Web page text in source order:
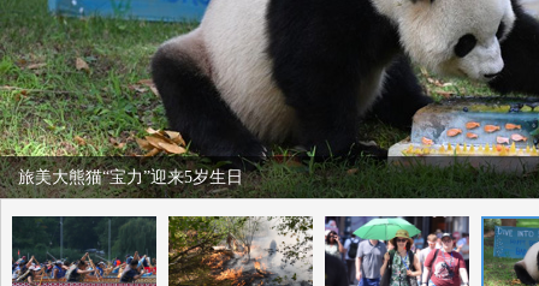
旅美大熊猫“宝力”迎来5岁生日